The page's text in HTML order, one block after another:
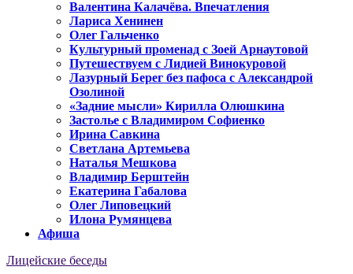
Валентина Калачёва. Впечатления
Лариса Хенинен
Олег Гальченко
Культурный променад с Зоей Арнаутовой
Путешествуем с Лидией Винокуровой
Лазурный Берег без пафоса с Александрой
Озолиной
«Задние мысли» Кирилла Олюшкина
Застолье с Владимиром Софиенко
Ирина Савкина
Светлана Артемьева
Наталья Мешкова
Владимир Берштейн
Екатерина Габалова
Олег Липовецкий
Илона Румянцева
Афиша
Лицейские беседы